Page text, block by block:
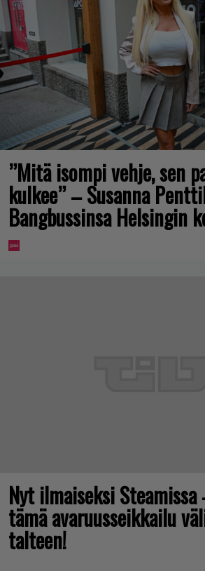
”Mitä isompi vehje, sen
kulkee” – Susanna
Bangbussinsa Helsingin
Nyt ilmaiseksi Steamissa
tämä avaruusseikkailu
talteen!